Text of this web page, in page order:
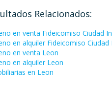
Relacionados:
en venta Fideicomiso Ciudad
en alquiler Fideicomiso Ciudad
en venta Leon
en alquiler Leon
en Leon